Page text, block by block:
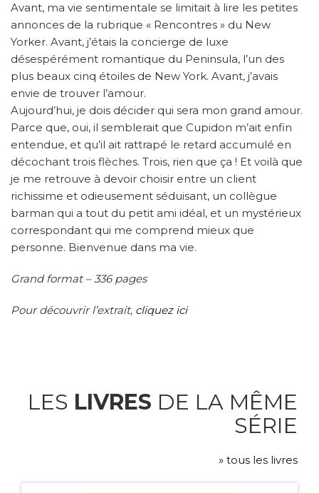
Avant, ma vie sentimentale se limitait à lire les petites
annonces de la rubrique « Rencontres » du New
Yorker. Avant, j’étais la concierge de luxe
désespérément romantique du Peninsula, l’un des
plus beaux cinq étoiles de New York. Avant, j’avais
envie de trouver l’amour.
Aujourd’hui, je dois décider qui sera mon grand amour.
Parce que, oui, il semblerait que Cupidon m’ait enfin
entendue, et qu’il ait rattrapé le retard accumulé en
décochant trois flèches. Trois, rien que ça ! Et voilà que
je me retrouve à devoir choisir entre un client
richissime et odieusement séduisant, un collègue
barman qui a tout du petit ami idéal, et un mystérieux
correspondant qui me comprend mieux que
personne. Bienvenue dans ma vie.
Grand format – 336 pages
Pour découvrir l’extrait, cliquez ici
LES LIVRES DE LA MÊME
SÉRIE
» tous les livres